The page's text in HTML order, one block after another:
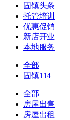
固镇头条
托管培训
优惠促销
新店开业
本地服务
全部
固镇114
全部
房屋出售
房屋出租